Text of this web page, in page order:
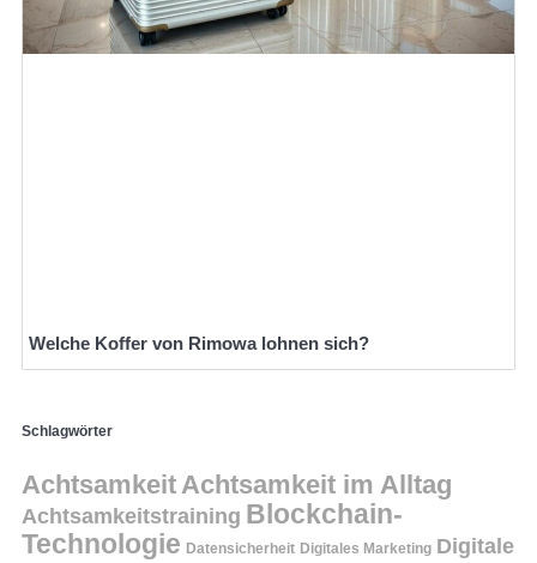
Welche Koffer von Rimowa lohnen sich?
Schlagwörter
AchtsamkeitAchtsamkeit im Alltag
Achtsamkeitstraining Blockchain-
Technologie Datensicherheit Digitales Marketing Digitale